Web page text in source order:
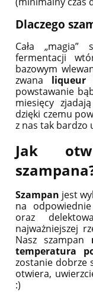
Dlaczego
Cała
fermentacji
bazowym
zwana liqueur
powstawanie
miesięcy
dzięki czemu
z nas tak bardzo
Jak
Szampan jest
na
oraz
najważniejszej
Nasz szampan
temperatura
zostanie dobrze
otwiera,
:)